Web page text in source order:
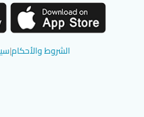
الشروط والأحكام|